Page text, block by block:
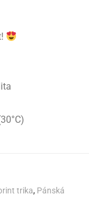
trika, Pánská